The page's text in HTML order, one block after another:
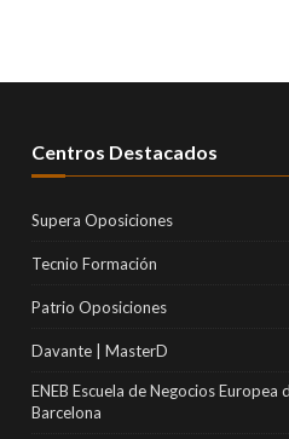
Centros Destacados
Supera Oposiciones
Tecnio Formación
Patrio Oposiciones
Davante | MasterD
ENEB Escuela de Negocios Europea
Barcelona